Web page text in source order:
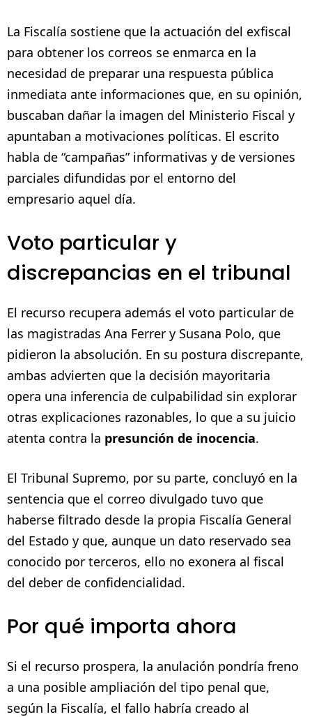
La Fiscalía sostiene que la actuación del exfiscal
para obtener los correos se enmarca en la
necesidad de preparar una respuesta pública
inmediata ante informaciones que, en su opinión,
buscaban dañar la imagen del Ministerio Fiscal y
apuntaban a motivaciones políticas. El escrito
habla de “campañas” informativas y de versiones
parciales difundidas por el entorno del
empresario aquel día.
Voto particular y
discrepancias en el tribunal
El recurso recupera además el voto particular de
las magistradas Ana Ferrer y Susana Polo, que
pidieron la absolución. En su postura discrepante,
ambas advierten que la decisión mayoritaria
opera una inferencia de culpabilidad sin explorar
otras explicaciones razonables, lo que a su juicio
atenta contra la presunción de inocencia.
El Tribunal Supremo, por su parte, concluyó en la
sentencia que el correo divulgado tuvo que
haberse filtrado desde la propia Fiscalía General
del Estado y que, aunque un dato reservado sea
conocido por terceros, ello no exonera al fiscal
del deber de confidencialidad.
Por qué importa ahora
Si el recurso prospera, la anulación pondría freno
a una posible ampliación del tipo penal que,
según la Fiscalía, el fallo habría creado al